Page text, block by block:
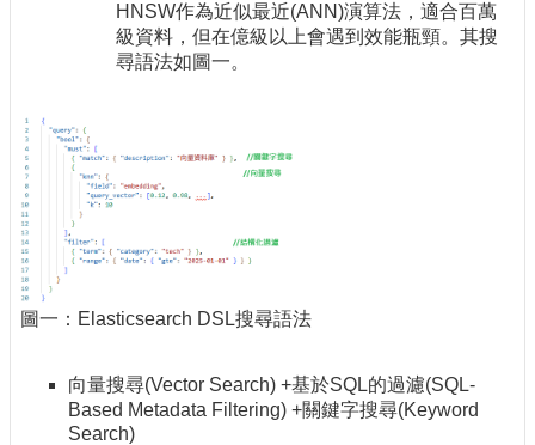
HNSW作為近似最近(ANN)演算法，適合百萬
級資料，但在億級以上會遇到效能瓶頸。其搜
尋語法如圖一。
圖一：Elasticsearch DSL搜尋語法
向量搜尋(Vector Search) +基於SQL的過濾(SQL-
Based Metadata Filtering) +關鍵字搜尋(Keyword
Search)